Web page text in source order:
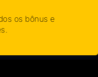
os bônus e